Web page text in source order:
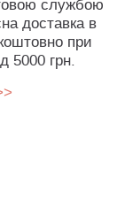
службою
доставка в
при
5000 грн.